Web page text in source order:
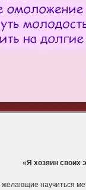
«Я хозяин своих
желающие научиться